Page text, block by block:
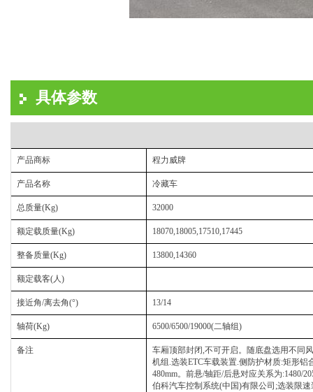
具体参数
产品商标 程力威牌
产品名称 冷藏车
总质量(Kg) 32000
额定载质量(Kg) 18070,18005,17510,17445
整备质量(Kg) 13800,14360
额定载客(人)
接近角/离去角(°) 13/14
轴荷(Kg) 6500/6500/19000(二轴组)
备注 车厢顶部封闭,不可开启。随底盘选用不同
机组.选装ETC车载装置.侧防护材质:矩形铝
480mm。前悬/轴距/后悬对应关系为:1480/
伯科汽车控制系统(中国)有限公司;选装限